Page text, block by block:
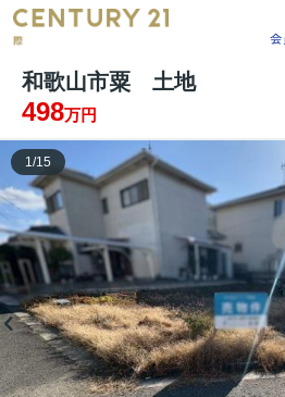
和歌山市粟 土地
498万円
1/15